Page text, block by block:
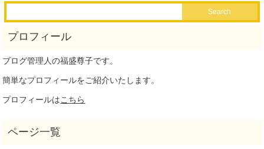
ブログ管理人の福盛尊子です。
簡単なプロフィールをご紹介いたします。
プロフィールはこちら